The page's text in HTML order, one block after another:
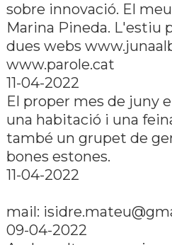
sobre innovació. El
Marina Pineda. L'estiu
dues webs
www.parole.cat
11-04-2022
El proper mes de juny
una habitació i una
també un grupet de
bones estones.
11-04-2022
mail:
09-04-2022